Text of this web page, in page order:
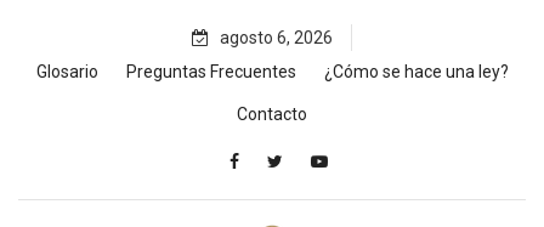
content
agosto 6, 2026
Glosario
Preguntas Frecuentes ¿Cómo se hace una ley?
Contacto